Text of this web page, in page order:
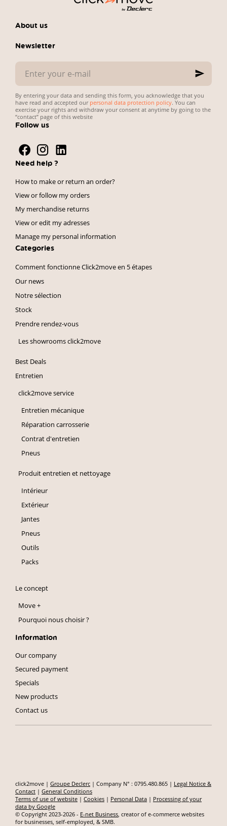
Newsletter
Enter
your
e-
mail
By entering your data and sending this form, you acknowledge that you
have read and accepted our personal data protection policy. You can
exercise your rights and withdraw your consent at anytime by going to the
“contact” page of this website
About us
Follow us
Need help ?
How to make or return an order?
View or follow my orders
My merchandise returns
View or edit my adresses
Manage my personal information
Categories
Comment fonctionne Click2move en 5 étapes
Our news
Notre sélection
Stock
Prendre rendez-vous
Les showrooms click2move
Best Deals
Entretien
click2move service
Entretien mécanique
Réparation carrosserie
Contrat d'entretien
Pneus
Produit entretien et nettoyage
Intérieur
Extérieur
Jantes
Pneus
Outils
Packs
Le concept
Move +
Pourquoi nous choisir ?
Information
Our company
Secured payment
Specials
New products
Contact us
click2move | Groupe Declerc | Company N° : 0795.480.865 | Legal Notice &
Contact | General Conditions
Terms of use of website | Cookies | Personal Data | Processing of your
data by Google
© Copyright 2023-2026 - E-net Business , creator of e-commerce websites
for businesses, self-employed, & SMB.